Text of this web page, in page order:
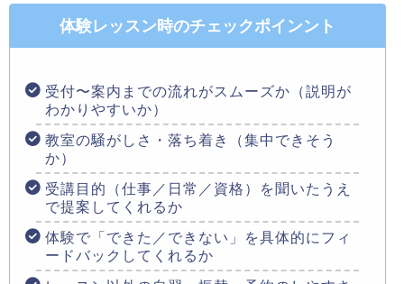
体験レッスン時のチェックポインント
受付〜案内までの流れがスムーズか（説明が
わかりやすいか）
教室の騒がしさ・落ち着き（集中できそう
か）
受講目的（仕事／日常／資格）を聞いたうえ
で提案してくれるか
体験で「できた／できない」を具体的にフィ
ードバックしてくれるか